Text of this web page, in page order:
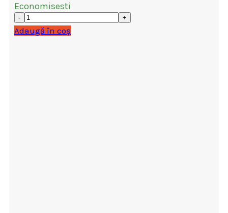
Economisesti
Adaugă în coș